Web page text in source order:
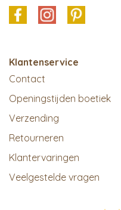
Klantenservice
Contact
Openingstijden boetiek
Verzending
Retourneren
Klantervaringen
Veelgestelde vragen